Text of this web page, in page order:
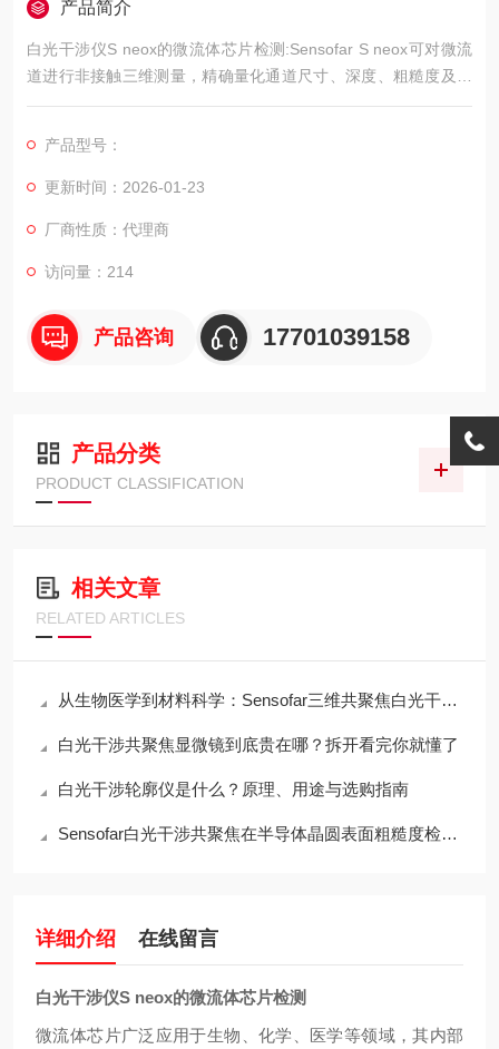
产品简介
白光干涉仪S neox的微流体芯片检测:Sensofar S neox可对微流
道进行非接触三维测量，精确量化通道尺寸、深度、粗糙度及层
间对准，为芯片性能优化与工艺控制提供关键数据。
产品型号：
更新时间：2026-01-23
厂商性质：代理商
访问量：214
产品咨询 17701039158
产品分类
PRODUCT CLASSIFICATION
相关文章
RELATED ARTICLES
从生物医学到材料科学：Sensofar三维共聚焦白光干涉仪的跨领域应用传奇
白光干涉共聚焦显微镜到底贵在哪？拆开看完你就懂了
白光干涉轮廓仪是什么？原理、用途与选购指南
Sensofar白光干涉共聚焦在半导体晶圆表面粗糙度检测中的应用与行业标准对标
详细介绍 在线留言
白光干涉仪S neox的微流体芯片检测
微流体芯片广泛应用于生物、化学、医学等领域，其内部